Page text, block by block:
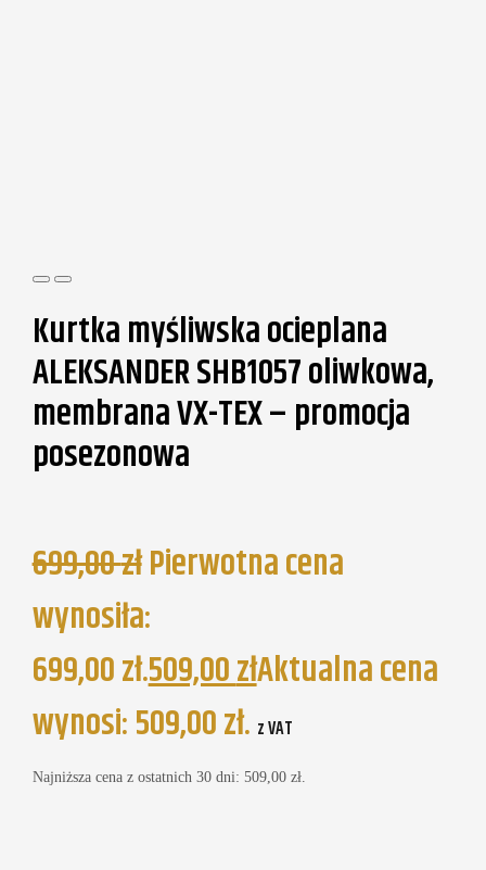
Kurtka myśliwska ocieplana
ALEKSANDER SHB1057 oliwkowa,
membrana VX-TEX – promocja
posezonowa
699,00złPierwotna cena
wynosiła:
699,00 zł.509,00złAktualna cena
wynosi: 509,00 zł. z VAT
Najniższa cena z ostatnich 30 dni: 509,00 zł.